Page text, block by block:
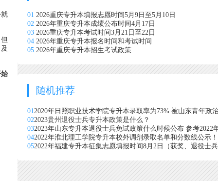
01 2026重庆专升本填报志愿时间5月9日至5月10日
02 2026年重庆专升本成绩公布时间4月17日
03 2026重庆专升本考试时间3月21日至22日
04 2026年重庆专升本报名时间和考试时间
05 2026年重庆专升本招生考试政策
随机推荐
012020年日照职业技术学院专升本录取率为73% 被山东青年政
022023贵州退役士兵专升本政策是什么？
032023年山东专升本退役士兵免试政策什么时候公布 参考2022
042022年淮北理工学院专升本校外调剂录取名单和分数线公示！
052022年福建专升本征集志愿填报时间8月2日（获奖、退役士